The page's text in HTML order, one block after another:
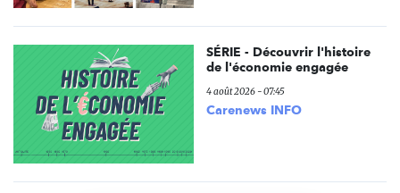
SÉRIE - Découvrir l'histoire
de l'économie engagée
4 août 2026 - 07:45
Carenews INFO